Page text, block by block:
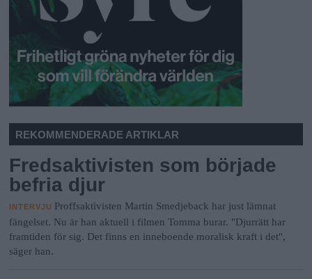
REKOMMENDERADE ARTIKLAR
Fredsaktivisten som började
befria djur
INTERVJU Proffsaktivisten Martin Smedjeback har just lämnat
fängelset. Nu är han aktuell i filmen Tomma burar. "Djurrätt har
framtiden för sig. Det finns en inneboende moralisk kraft i det",
säger han.